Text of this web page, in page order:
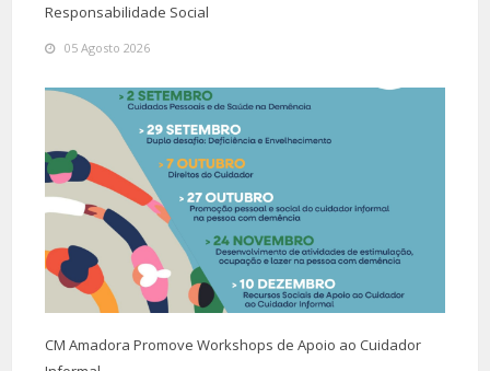
Responsabilidade Social
05 Agosto 2026
CM Amadora Promove Workshops de Apoio ao Cuidador